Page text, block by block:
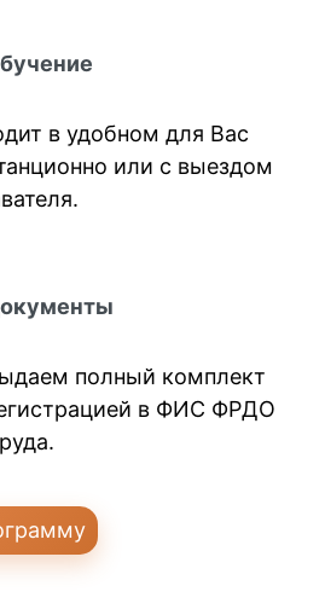
в удобном для Вас
или с выездом
полный комплект
в ФИС ФРДО